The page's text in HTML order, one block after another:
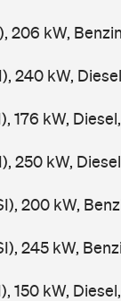
206 kW,
240 kW,
176 kW,
250 kW,
200 kW,
245 kW,
150 kW,